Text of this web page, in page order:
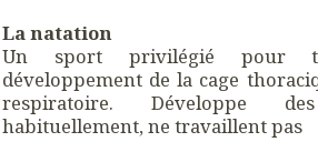
La natation
Un sport privilégié pour
développement de la cage
respiratoire. Développe
habituellement, ne travaillent pas